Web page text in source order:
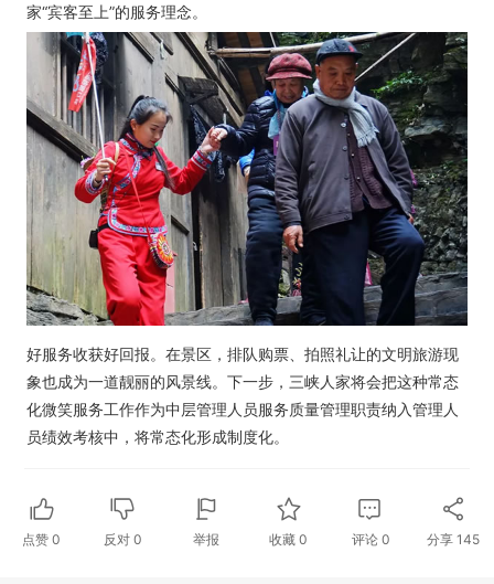
家“宾客至上”的服务理念。
好服务收获好回报。在景区，排队购票、拍照礼让的文明旅游现
象也成为一道靓丽的风景线。下一步，三峡人家将会把这种常态
化微笑服务工作作为中层管理人员服务质量管理职责纳入管理人
员绩效考核中，将常态化形成制度化。
点赞 0 反对0 举报 收藏 0 评论 0 分享 145